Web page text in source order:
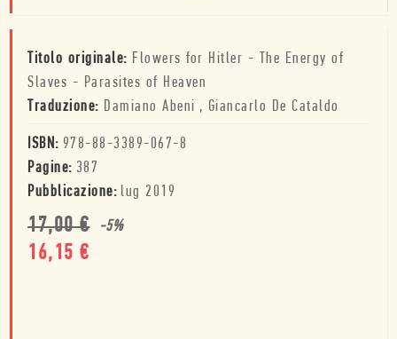
Titolo originale: Flowers for Hitler - The Energy of
Slaves - Parasites of Heaven
Traduzione: Damiano Abeni , Giancarlo De Cataldo
ISBN: 978-88-3389-067-8
Pagine: 387
Pubblicazione: lug 2019
17,00€ -5%
16,15 €